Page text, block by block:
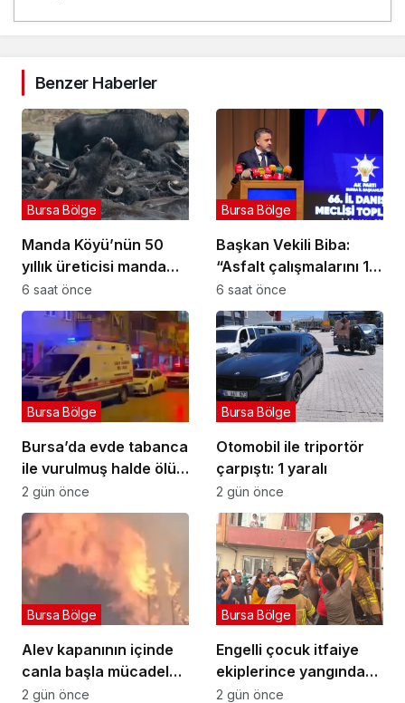
Benzer Haberler
Manda Köyü’nün 50
yıllık üreticisi manda
sucuğu ve yoğurduyla
fark oluşturdu
Bursa Bölge
6 saat önce
Başkan Vekili Biba:
“Asfalt çalışmalarını 12
kat artırdık”
Bursa Bölge
6 saat önce
Bursa’da evde tabanca
ile vurulmuş halde ölü
bulundu
Bursa Bölge
2 gün önce
Otomobil ile triportör
çarpıştı: 1 yaralı
Bursa Bölge
2 gün önce
Alev kapanının içinde
canla başla mücadele
ettiler:
Bursa Bölge
2 gün önce
Engelli çocuk itfaiye
ekiplerince yangından
kurtarıldı
Bursa Bölge
2 gün önce